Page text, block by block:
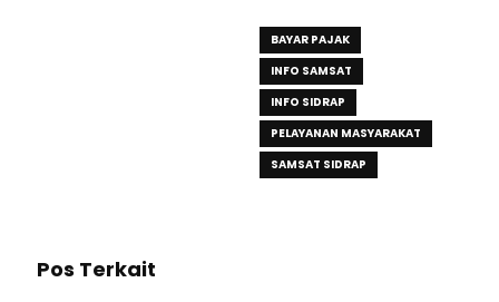
BAYAR PAJAK
INFO SAMSAT
INFO SIDRAP
PELAYANAN MASYARAKAT
SAMSAT SIDRAP
Pos Terkait